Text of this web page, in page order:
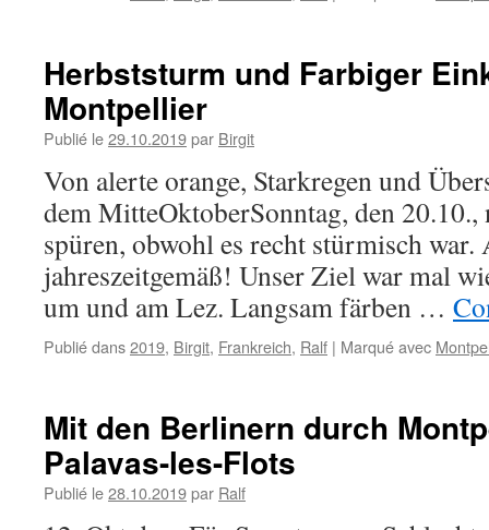
Herbststurm und Farbiger
Montpellier
Publié le29.10.2019par Birgit
Von alerte orange, Starkregen und
dem MitteOktoberSonntag, den
spüren, obwohl es recht stürmisch war.
jahreszeitgemäß! Unser Ziel war mal
um und am Lez. Langsam färben …
Publié dans2019, Birgit, Frankreich, Ralf | Marqué avec
Mit den Berlinern durch
Palavas-les-Flots
Publié le28.10.2019par Ralf